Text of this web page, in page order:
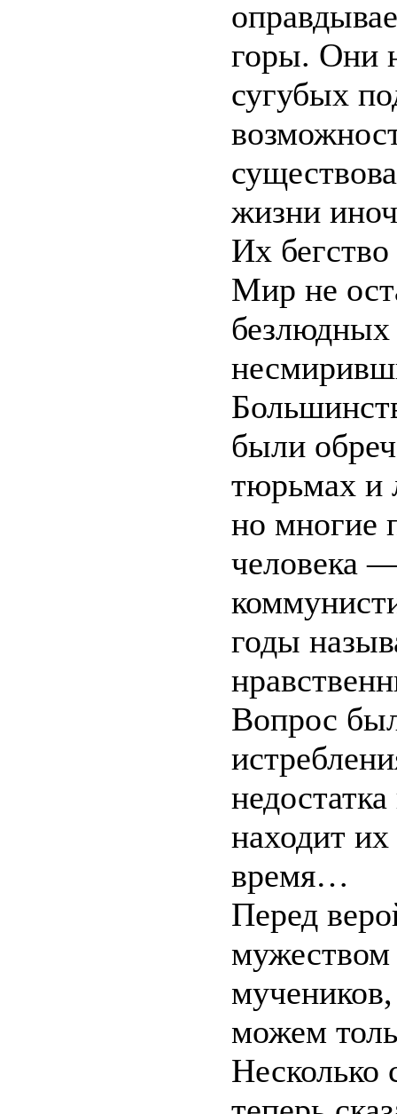
горы. Они
сугубых
жизни
Их
Мир не
безлюдных
были
тюрьмах и
но многие
человека
годы
Вопрос
находит
время…
Перед
мужеством
можем
Несколько